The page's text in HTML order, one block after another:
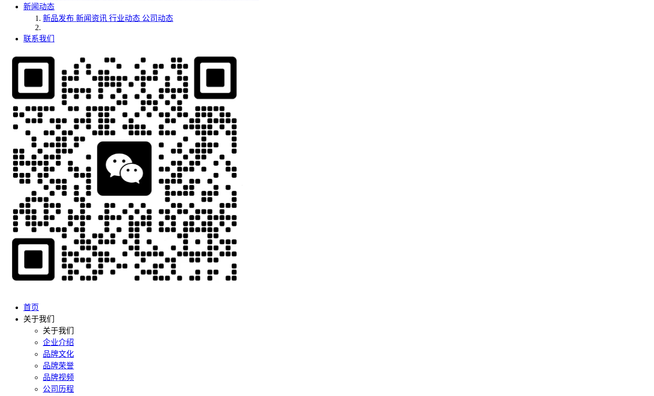
新闻动态
新品发布 新闻资讯 行业动态 公司动态
联系我们
首页
关于我们
关于我们
企业介绍
品牌文化
品牌荣誉
品牌视频
公司历程